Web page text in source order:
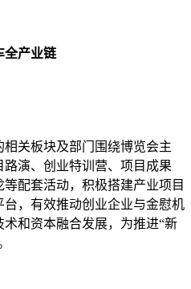
全产业链
关板块及部门围绕博览会主
演、创业特训营、项目成果
配套活动，积极搭建产业项目
，有效推动创业企业与金慰机
和资本融合发展，为推进“新